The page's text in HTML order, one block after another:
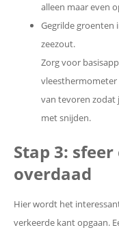
alleen maar even
Gegrilde groenten
zeezout.
Zorg voor
vleesthermometer
van tevoren zodat
met snijden.
Stap 3:
overdaad
Hier wordt het
verkeerde kant opgaan.